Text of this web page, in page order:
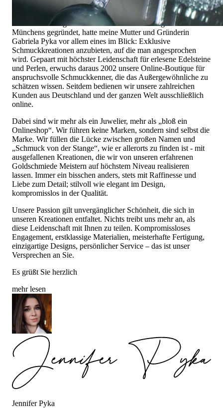
Hochwertiger Schmuck ist mehr als „nur ein Accessoire“ - das
ist nicht nur unsere Überzeugung, sondern auch der Gedanke,
mit dem alles begann. 1995 als kleines Juweliergeschäft nahe
Münchens gegründet, hatte meine Mutter und Gründerin
Gabriela Pyka vor allem eines im Blick: Exklusive
Schmuckkreationen anzubieten, auf die man angesprochen
wird. Gepaart mit höchster Leidenschaft für erlesene Edelsteine
und Perlen, erwuchs daraus 2002 unsere Online-Boutique für
anspruchsvolle Schmuckkenner, die das Außergewöhnliche zu
schätzen wissen. Seitdem bedienen wir unsere zahlreichen
Kunden aus Deutschland und der ganzen Welt ausschließlich
online.
Dabei sind wir mehr als ein Juwelier, mehr als „bloß ein
Onlineshop“. Wir führen keine Marken, sondern sind selbst die
Marke. Wir füllen die Lücke zwischen großen Namen und
„Schmuck von der Stange“, wie er allerorts zu finden ist - mit
ausgefallenen Kreationen, die wir von unseren erfahrenen
Goldschmiede Meistern auf höchstem Niveau realisieren
lassen. Immer ein bisschen anders, stets mit Raffinesse und
Liebe zum Detail; stilvoll wie elegant im Design,
kompromisslos in der Qualität.
Unsere Passion gilt unvergänglicher Schönheit, die sich in
unseren Kreationen entfaltet. Nichts treibt uns mehr an, als
diese Leidenschaft mit Ihnen zu teilen. Kompromissloses
Engagement, erstklassige Materialien, meisterhafte Fertigung,
einzigartige Designs, persönlicher Service – das ist unser
Versprechen an Sie.
Es grüßt Sie herzlich
mehr lesen
Jennifer Pyka